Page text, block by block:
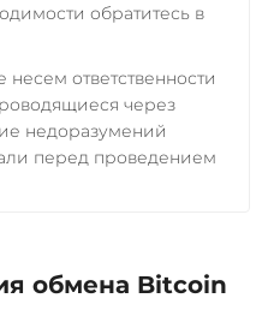
обратитесь в
ответственности
через
недоразумений
перед проведением
обмена Bitcoin